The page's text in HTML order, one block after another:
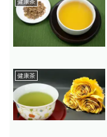
健康茶
健康茶